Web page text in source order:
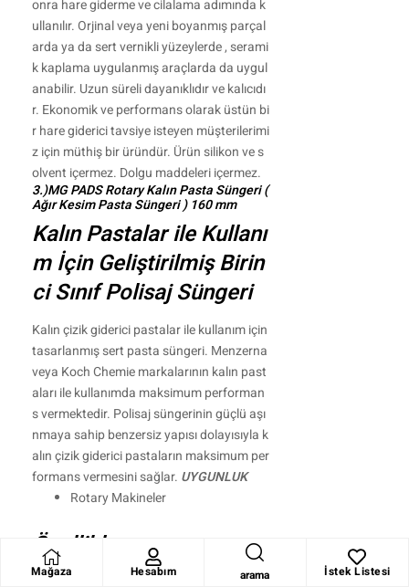
onra hare giderme ve cilalama adımında k
ullanılır. Orjinal veya yeni boyanmış parçal
arda ya da sert vernikli yüzeylerde , serami
k kaplama uygulanmış araçlarda da uygul
anabilir. Uzun süreli dayanıklıdır ve kalıcıdı
r. Ekonomik ve performans olarak üstün bi
r hare giderici tavsiye isteyen müşterilerimi
z için müthiş bir üründür. Ürün silikon ve s
olvent içermez. Dolgu maddeleri içermez.
3.)MG PADS Rotary Kalın Pasta Süngeri (
Ağır Kesim Pasta Süngeri ) 160 mm
Kalın Pastalar ile Kullanı
m İçin Geliştirilmiş Birin
ci Sınıf Polisaj Süngeri
Kalın çizik giderici pastalar ile kullanım için
tasarlanmış sert pasta süngeri. Menzerna
veya Koch Chemie markalarının kalın past
aları ile kullanımda maksimum performan
s vermektedir. Polisaj süngerinin güçlü aşı
nmaya sahip benzersiz yapısı dolayısıyla k
alın çizik giderici pastaların maksimum per
formans vermesini sağlar. UYGUNLUK
Rotary Makineler
Özellikler
Oldukça dayanıklı ve uzun ömürlü
Mağaza Hesabım arama İstek Listesi